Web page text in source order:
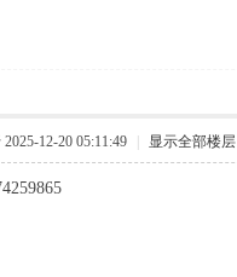
12-20 05:11:49 显示全部楼层